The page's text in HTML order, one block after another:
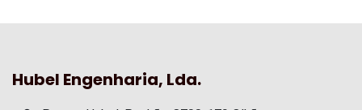
Hubel Engenharia, Lda.